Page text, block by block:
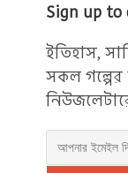
Sign up to
ইতিহাস,
সকল